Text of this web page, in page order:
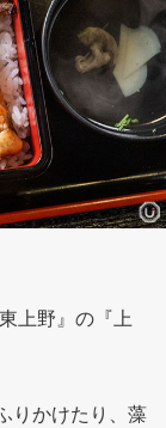
上野』の『上
りかけたり、藻